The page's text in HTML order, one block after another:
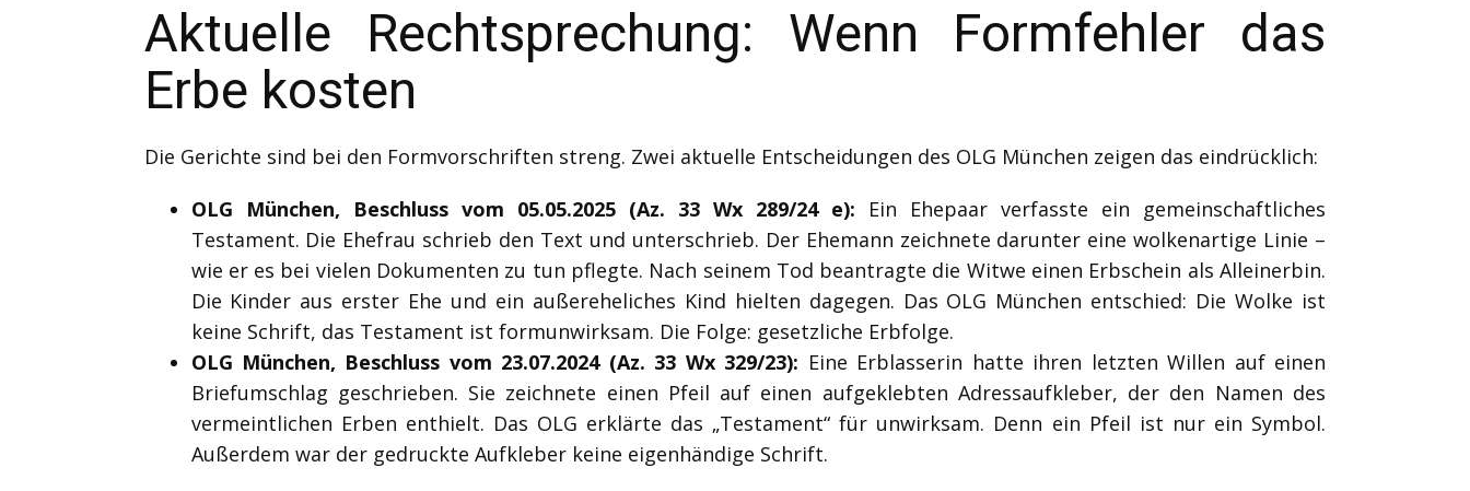
Aktuelle Rechtsprechung: Wenn Formfehler das
Erbe kosten
Die Gerichte sind bei den Formvorschriften streng. Zwei aktuelle Entscheidungen des OLG München zeigen das eindrücklich:
OLG München, Beschluss vom 05.05.2025 (Az. 33 Wx 289/24 e): Ein Ehepaar verfasste ein gemeinschaftliches
Testament. Die Ehefrau schrieb den Text und unterschrieb. Der Ehemann zeichnete darunter eine wolkenartige Linie –
wie er es bei vielen Dokumenten zu tun pflegte. Nach seinem Tod beantragte die Witwe einen Erbschein als Alleinerbin.
Die Kinder aus erster Ehe und ein außereheliches Kind hielten dagegen. Das OLG München entschied: Die Wolke ist
keine Schrift, das Testament ist formunwirksam. Die Folge: gesetzliche Erbfolge.
OLG München, Beschluss vom 23.07.2024 (Az. 33 Wx 329/23): Eine Erblasserin hatte ihren letzten Willen auf einen
Briefumschlag geschrieben. Sie zeichnete einen Pfeil auf einen aufgeklebten Adressaufkleber, der den Namen des
vermeintlichen Erben enthielt. Das OLG erklärte das „Testament“ für unwirksam. Denn ein Pfeil ist nur ein Symbol.
Außerdem war der gedruckte Aufkleber keine eigenhändige Schrift.